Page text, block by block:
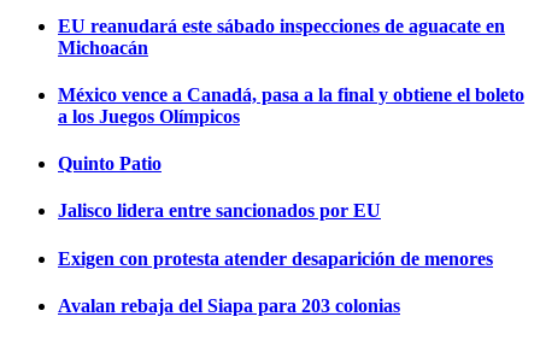
EU reanudará este sábado inspecciones de aguacate en
Michoacán
México vence a Canadá, pasa a la final y obtiene el boleto
a los Juegos Olímpicos
Quinto Patio
Jalisco lidera entre sancionados por EU
Exigen con protesta atender desaparición de menores
Avalan rebaja del Siapa para 203 colonias